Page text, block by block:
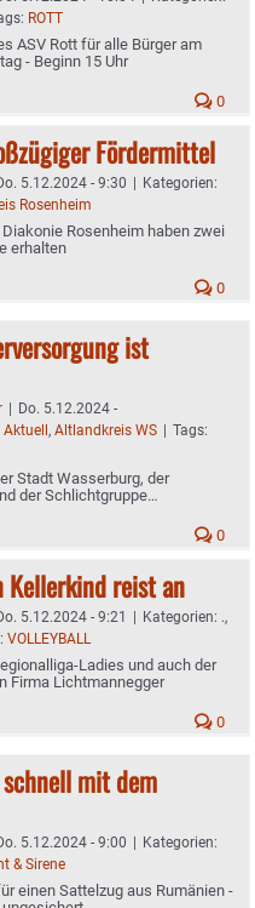
ROTT
ASV Rott für alle Bürger am
- Beginn 15 Uhr
0
Fördermittel
5.12.2024 - 9:30 | Kategorien:
Rosenheim
Rosenheim haben zwei
erhalten
0
ist
| Do. 5.12.2024 -
Aktuell, Altlandkreis WS | Tags:
Stadt Wasserburg, der
der Schlichtgruppe
0
Kellerkind reist an
5.12.2024 - 9:21 | Kategorien: .,
VOLLEYBALL
Ladies und auch der
Firma Lichtmannegger
0
mit dem
5.12.2024 - 9:00 | Kategorien:
& Sirene
einen Sattelzug aus Rumänien -